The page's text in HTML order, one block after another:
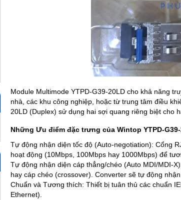
Module Multimode YTPD-G39-20LD cho khả năng
nhà, các khu công nghiệp, hoặc từ trung tâm điều
20LD (Duplex) sử dụng hai sợi quang riêng biệt cho
Những Ưu điểm đặc trưng của Wintop YTPD-
Tự động nhận diện tốc độ (Auto-negotiation): Cổng
hoạt động (10Mbps, 100Mbps hay 1000Mbps) để
Tự động nhận diện cáp thẳng/chéo (Auto MDI/MDI-
hay cáp chéo (crossover). Converter sẽ tự động
Chuẩn và Tương thích: Thiết bị tuân thủ các chuẩn
Ethernet).